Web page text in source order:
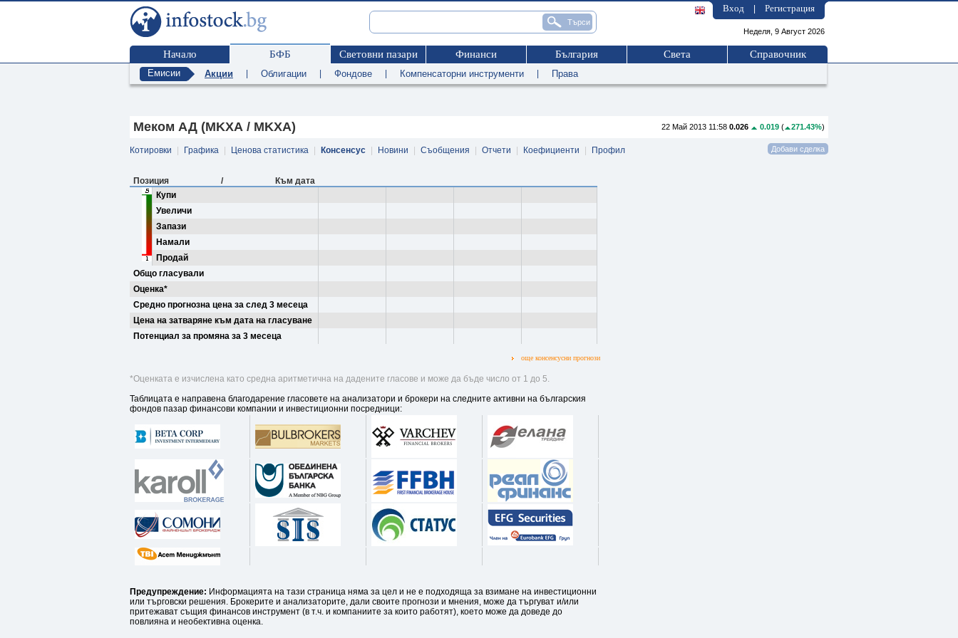
Вход Регистрация
Неделя, 9 Август 2026
Начало БФБ Световни пазари Финанси България Света Справочник
Емисии Акции Облигации Фондове Компенсаторни инструменти Права
22 Май 2013 11:58 0.026 0.019 ( 271.43%)
Меком АД (MKXA / MKXA)
Котировки Графика Ценова статистика Консенсус Новини Съобщения Отчети Коефициенти Профил
Към дата
Позиция
/
Купи
Увеличи
Запази
Намали
Продай
Общо гласували
Оценка*
Средно прогнозна цена за след 3 месеца
Цена на затваряне към дата на гласуване
Потенциал за промяна за 3 месеца
още консенсусни прогнози
*Оценката е изчислена като средна аритметична на дадените гласове и може да бъде число от 1 до 5.
Таблицата е направена благодарение гласовете на анализатори и брокери на следните активни на българския
фондов пазар финансови компании и инвестиционни посредници:
Предупреждение: Информацията на тази страница няма за цел и не е подходяща за взимане на инвестиционни
или търговски решения. Брокерите и анализаторите, дали своите прогнози и мнения, може да търгуват и/или
притежават същия финансов инструмент (в т.ч. и компаниите за които работят), което може да доведе до
повлияна и необективна оценка.